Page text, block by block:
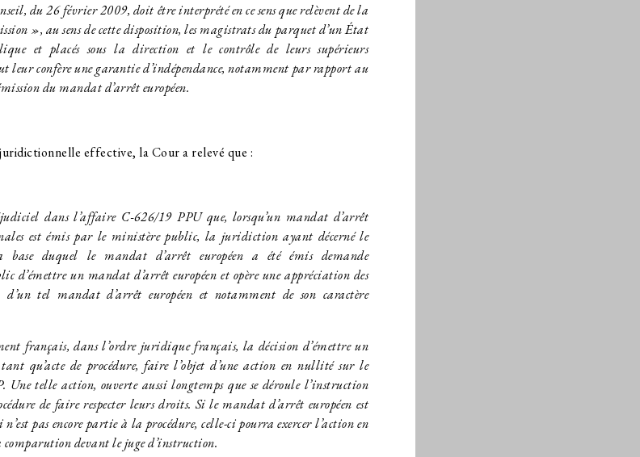
du 26 février 2009, doit être interprété en ce sens que relèvent de la
», au sens de cette disposition, les magistrats du parquet d’un État
et placés sous la direction et le contrôle de leurs supérieurs
leur confère une garantie d’indépendance, notamment par rapport au
du mandat d’arrêt européen.
effective, la Cour a relevé que :
dans l’affaire C‑626/19 PPU que, lorsqu’un mandat d’arrêt
est émis par le ministère public, la juridiction ayant décerné le
duquel le mandat d’arrêt européen a été émis demande
d’émettre un mandat d’arrêt européen et opère une appréciation des
d’un tel mandat d’arrêt européen et notamment de son caractère
français, dans l’ordre juridique français, la décision d’émettre un
qu’acte de procédure, faire l’objet d’une action en nullité sur le
Une telle action, ouverte aussi longtemps que se déroule l’instruction
de faire respecter leurs droits. Si le mandat d’arrêt européen est
n’est pas encore partie à la procédure, celle-ci pourra exercer l’action en
comparution devant le juge d’instruction.